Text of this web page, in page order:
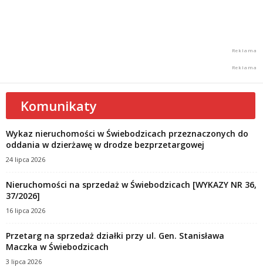
Komunikaty
Wykaz nieruchomości w Świebodzicach przeznaczonych do
oddania w dzierżawę w drodze bezprzetargowej
24 lipca 2026
Nieruchomości na sprzedaż w Świebodzicach [WYKAZY NR 36,
37/2026]
16 lipca 2026
Przetarg na sprzedaż działki przy ul. Gen. Stanisława
Maczka w Świebodzicach
3 lipca 2026